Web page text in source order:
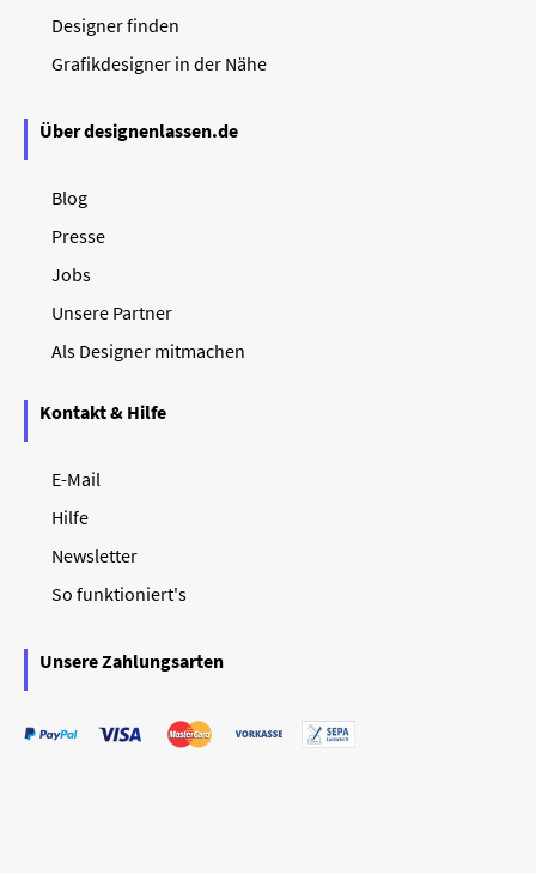
Designer finden
Grafikdesigner in der Nähe
Über designenlassen.de
Blog
Presse
Jobs
Unsere Partner
Als Designer mitmachen
Kontakt & Hilfe
E-Mail
Hilfe
Newsletter
So funktioniert's
Unsere Zahlungsarten